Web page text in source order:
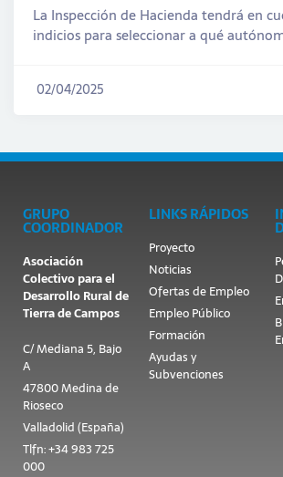
La Inspección de Hacienda tendrá en
indicios para seleccionar a qué
02/04/2025
GRUPO
COORDINADOR
Asociación
Colectivo para el
Desarrollo Rural de
Tierra de Campos
C/ Mediana 5, Bajo
A
47800 Medina de
Rioseco
Valladolid (España)
Tlfn: +34 983 725
000
LINKS RÁPIDOS
Proyecto
Noticias
Ofertas de Empleo
Empleo Público
Formación
Ayudas y
Subvenciones